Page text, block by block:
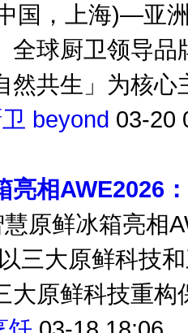
国，上海)—亚
全球厨卫领导
然共生」为核心
beyond 03-20
亮相AWE2026
原鲜冰箱亮相
三大原鲜科技
大原鲜科技重构